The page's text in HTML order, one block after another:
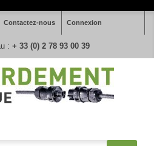
Connexion
Contactez-nous
: + 33 (0) 2 78 93 00 39